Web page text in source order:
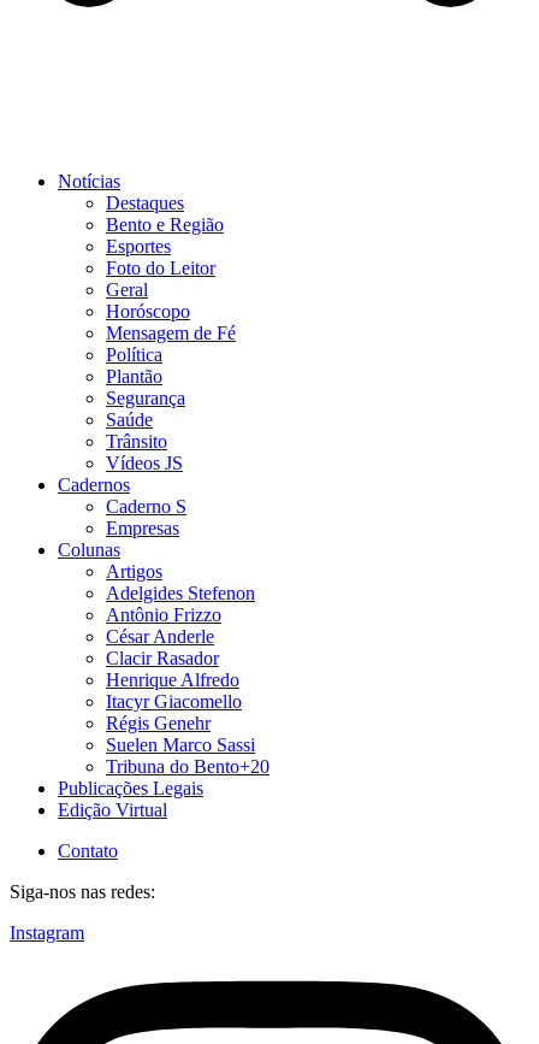
Notícias
Destaques
Bento e Região
Esportes
Foto do Leitor
Geral
Horóscopo
Mensagem de Fé
Política
Plantão
Segurança
Saúde
Trânsito
Vídeos JS
Cadernos
Caderno S
Empresas
Colunas
Artigos
Adelgides Stefenon
Antônio Frizzo
César Anderle
Clacir Rasador
Henrique Alfredo
Itacyr Giacomello
Régis Genehr
Suelen Marco Sassi
Tribuna do Bento+20
Publicações Legais
Edição Virtual
Contato
Siga-nos nas redes:
Instagram